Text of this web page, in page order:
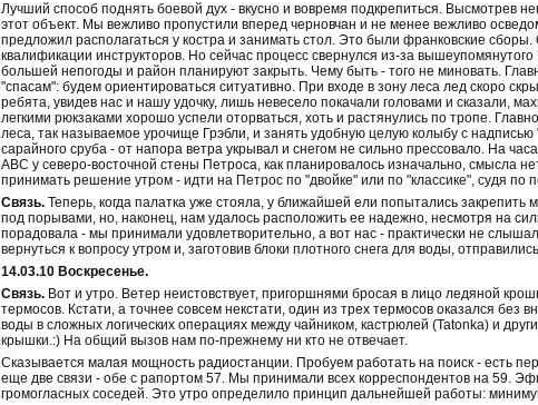
Лучший способ поднять боевой дух - вкусно и вовремя подкрепиться. Высмотрев
этот объект. Мы вежливо пропустили вперед черновчан и не менее вежливо
предложил располагаться у костра и занимать стол. Это были франковские
квалификации инструкторов. Но сейчас процесс свернулся из-за
большей непогоды и район планируют закрыть. Чему быть - того не миновать.
"спасам": будем ориентироваться ситуативно. При входе в зону леса лед скоро
ребята, увидев нас и нашу удочку, лишь невесело покачали головами и сказали,
легкими рюкзаками хорошо успели оторваться, хоть и растянулись по тропе.
леса, так называемое урочище Грэбли, и занять удобную целую колыбу с
сарайного сруба - от напора ветра укрывал и снегом не сильно прессовало. На
АВС у северо-восточной стены Петроса, как планировалось изначально, смысла
принимать решение утром - идти на Петрос по "двойке" или по "классике", судя по
Связь.Теперь, когда палатка уже стояла, у ближайшей ели попытались закрепить
под порывами, но, наконец, нам удалось расположить ее надежно, несмотря на
порадовала - мы принимали удовлетворительно, а вот нас - практически не
вернуться к вопросу утром и, заготовив блоки плотного снега для воды,
14.03.10 Воскресенье.
Связь.Вот и утро. Ветер неистовствует, пригоршнями бросая в лицо ледяной
термосов. Кстати, а точнее совсем некстати, один из трех термосов оказался
воды в сложных логических операциях между чайником, кастрюлей (Tatonka) и
крышки.:) На общий вызов нам по-прежнему ни кто не отвечает.
Сказывается малая мощность радиостанции. Пробуем работать на поиск - есть
еще две связи - обе с рапортом 57. Мы принимали всех корреспондентов на 59.
громогласных соседей. Это утро определило принцип дальнейшей работы: